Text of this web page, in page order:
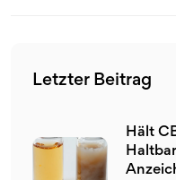
Letzter Beitrag
Hält